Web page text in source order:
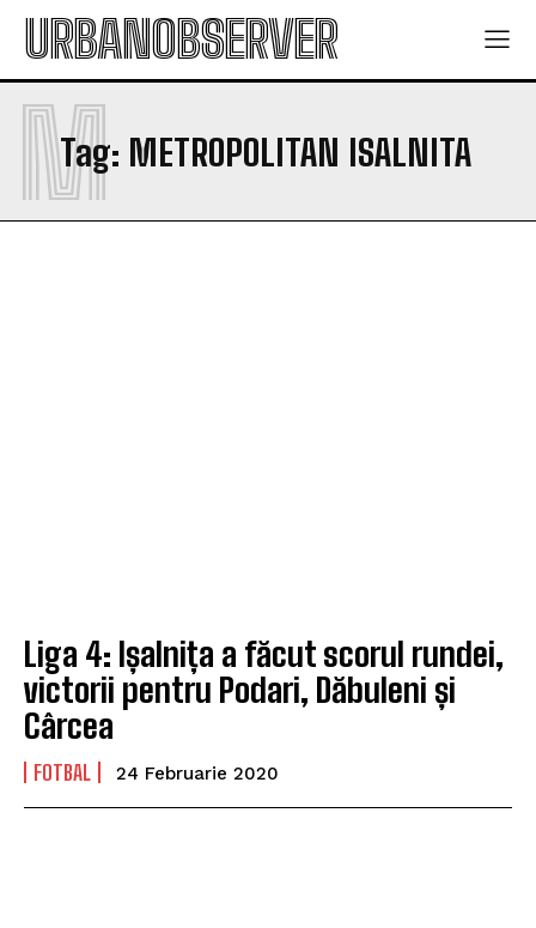
URBANOBSERVER
Tag: METROPOLITAN ISALNITA
M
Liga 4: Ișalnița a făcut scorul rundei,
victorii pentru Podari, Dăbuleni și
Cârcea
FOTBAL 24 Februarie 2020